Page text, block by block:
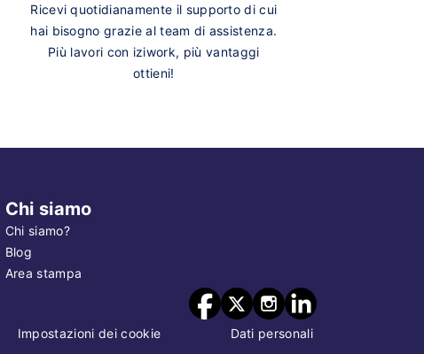
Ricevi quotidianamente il supporto di cui
hai bisogno grazie al team di assistenza.
Più lavori con iziwork, più vantaggi
ottieni!
Chi siamo
Chi siamo?
Blog
Area stampa
Impostazioni dei cookie Dati personali